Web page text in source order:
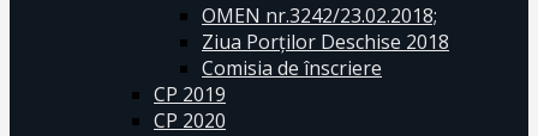
OMEN nr.3242/23.02.2018;
Ziua Porților Deschise 2018
Comisia de înscriere
CP 2019
CP 2020